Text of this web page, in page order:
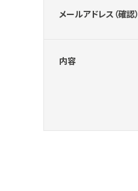
メールアドレス（確認）
内容